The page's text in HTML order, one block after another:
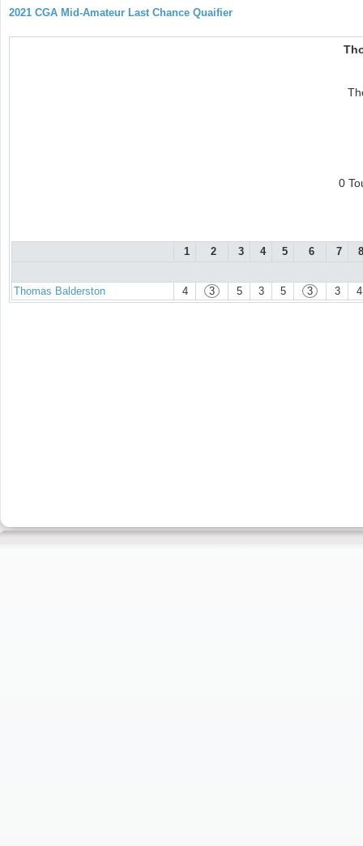
2021 CGA Mid-Amateur Last Chance Quaifier
0
1 2 3 4 5 6 7 8
Thomas Balderston 4 3 5 3 5 3 3 4